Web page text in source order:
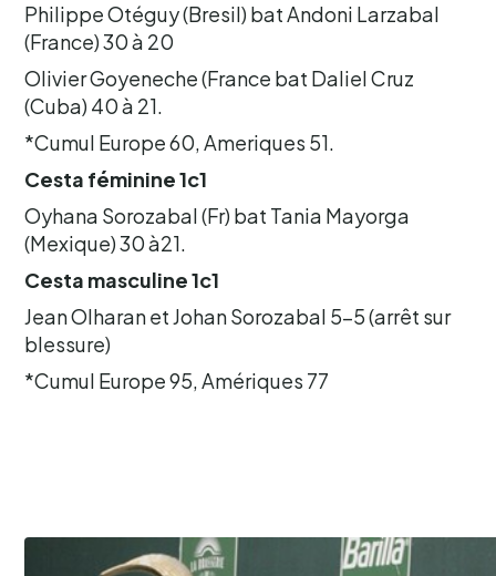
Philippe Otéguy (Bresil) bat Andoni Larzabal
(France) 30 à 20
Olivier Goyeneche (France bat Daliel Cruz
(Cuba) 40 à 21.
*Cumul Europe 60, Ameriques 51.
Cesta féminine 1c1
Oyhana Sorozabal (Fr) bat Tania Mayorga
(Mexique) 30 à21.
Cesta masculine 1c1
Jean Olharan et Johan Sorozabal 5-5 (arrêt sur
blessure)
*Cumul Europe 95, Amériques 77